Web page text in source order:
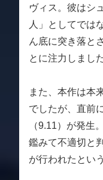
ヴィス。彼はシ
人」としてでは
ん底に突き落と
とに注力しました
また、本作は本
でしたが、直前
（9.11）が発生
鑑みて不適切と
が行われたとい